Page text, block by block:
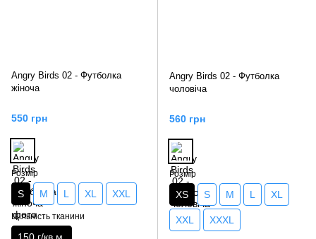
Angry Birds 02 - Футболка
жіноча
550 грн
Розмір
S M L XL XXL
Щільність тканини
Angry Birds 02 - Футболка
чоловіча
560 грн
Розмір
XS S M L XL
XXL XXXL